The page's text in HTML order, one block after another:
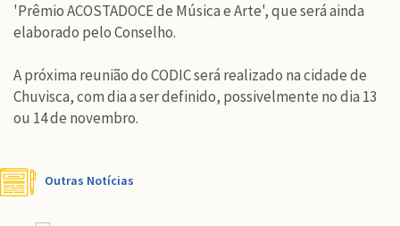
'Prêmio ACOSTADOCE de Música e Arte', que será ainda
elaborado pelo Conselho.
A próxima reunião do CODIC será realizado na cidade de
Chuvisca, com dia a ser definido, possivelmente no dia 13
ou 14 de novembro.
Outras Notícias